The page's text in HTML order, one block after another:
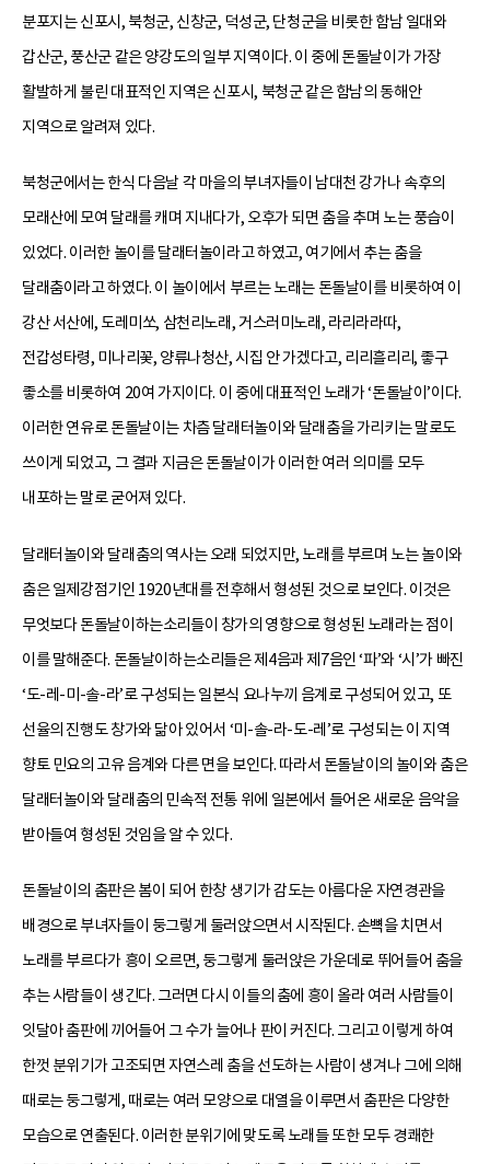
분포지는 신포시, 북청군, 신창군, 덕성군, 단청군을 비롯한 함남 일대와
갑산군, 풍산군 같은 양강도의 일부 지역이다. 이 중에 돈돌날이가 가장
활발하게 불린 대표적인 지역은 신포시, 북청군 같은 함남의 동해안
지역으로 알려져 있다.
북청군에서는 한식 다음날 각 마을의 부녀자들이 남대천 강가나 속후의
모래산에 모여 달래를 캐며 지내다가, 오후가 되면 춤을 추며 노는 풍습이
있었다. 이러한 놀이를 달래터놀이라고 하였고, 여기에서 추는 춤을
달래춤이라고 하였다. 이 놀이에서 부르는 노래는 돈돌날이를 비롯하여 이
강산 서산에, 도레미쏘, 삼천리노래, 거스러미노래, 라리라라따,
전갑성타령, 미나리꽃, 양류나청산, 시집 안 가겠다고, 리리흘리리, 좋구
좋소를 비롯하여 20여 가지이다. 이 중에 대표적인 노래가 ‘돈돌날이’이다.
이러한 연유로 돈돌날이는 차츰 달래터놀이와 달래춤을 가리키는 말로도
쓰이게 되었고, 그 결과 지금은 돈돌날이가 이러한 여러 의미를 모두
내포하는 말로 굳어져 있다.
달래터놀이와 달래춤의 역사는 오래 되었지만, 노래를 부르며 노는 놀이와
춤은 일제강점기인 1920년대를 전후해서 형성된 것으로 보인다. 이것은
무엇보다 돈돌날이하는소리들이 창가의 영향으로 형성된 노래라는 점이
이를 말해준다. 돈돌날이하는소리들은 제4음과 제7음인 ‘파’와 ‘시’가 빠진
‘도-레-미-솔-라’로 구성되는 일본식 요나누끼 음계로 구성되어 있고, 또
선율의 진행도 창가와 닮아 있어서 ‘미-솔-라-도-레’로 구성되는 이 지역
향토 민요의 고유 음계와 다른 면을 보인다. 따라서 돈돌날이의 놀이와 춤은
달래터놀이와 달래춤의 민속적 전통 위에 일본에서 들어온 새로운 음악을
받아들여 형성된 것임을 알 수 있다.
돈돌날이의 춤판은 봄이 되어 한창 생기가 감도는 아름다운 자연경관을
배경으로 부녀자들이 둥그렇게 둘러앉으면서 시작된다. 손뼉을 치면서
노래를 부르다가 흥이 오르면, 둥그렇게 둘러앉은 가운데로 뛰어들어 춤을
추는 사람들이 생긴다. 그러면 다시 이들의 춤에 흥이 올라 여러 사람들이
잇달아 춤판에 끼어들어 그 수가 늘어나 판이 커진다. 그리고 이렇게 하여
한껏 분위기가 고조되면 자연스레 춤을 선도하는 사람이 생겨나 그에 의해
때로는 둥그렇게, 때로는 여러 모양으로 대열을 이루면서 춤판은 다양한
모습으로 연출된다. 이러한 분위기에 맞도록 노래들 또한 모두 경쾌한